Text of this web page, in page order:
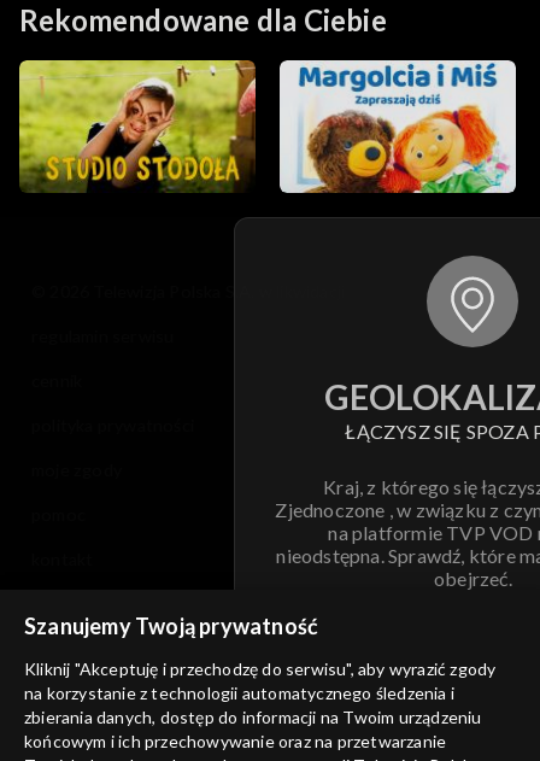
Rekomendowane dla Ciebie
ŁĄCZYSZ SIĘ SPOZA
Kraj, z którego się
Zjednoczone , w związku z
na platformie TVP VOD
nieodstępna. Sprawdź, które
obejrzeć.
ANULUJ
informacje o dostawcy usług
Szanujemy Twoją prywatność
Kliknij "Akceptuję i przechodzę do serwisu", aby wyrazić zgody
na korzystanie z technologii automatycznego śledzenia i
zbierania danych, dostęp do informacji na Twoim urządzeniu
końcowym i ich przechowywanie oraz na przetwarzanie